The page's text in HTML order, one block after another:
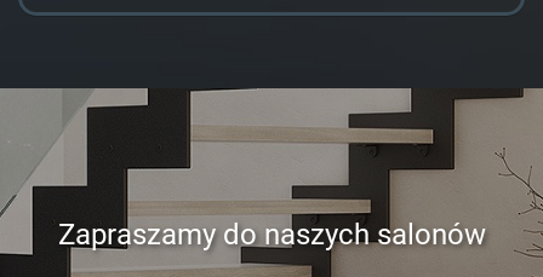
Zapraszamy do naszych salonów